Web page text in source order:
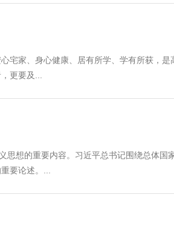
家、身心健康、居有所学、学有所获，
更要及...
思想的重要内容。习近平总书记围绕总体
要论述。...